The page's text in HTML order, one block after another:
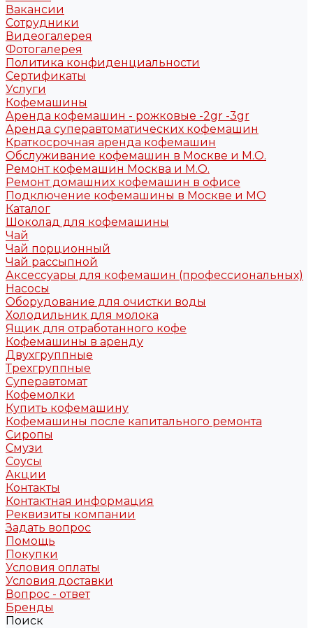
Вакансии
Сотрудники
Видеогалерея
Фотогалерея
Политика конфиденциальности
Сертификаты
Услуги
Кофемашины
Аренда кофемашин - рожковые -2gr -3gr
Аренда суперавтоматических кофемашин
Краткосрочная аренда кофемашин
Обслуживание кофемашин в Москве и М.О.
Ремонт кофемашин Москва и М.О.
Ремонт домашних кофемашин в офисе
Подключение кофемашины в Москве и МО
Каталог
Шоколад для кофемашины
Чай
Чай порционный
Чай рассыпной
Аксессуары для кофемашин (профессиональных)
Насосы
Оборудование для очистки воды
Холодильник для молока
Ящик для отработанного кофе
Кофемашины в аренду
Двухгруппные
Трехгруппные
Суперавтомат
Кофемолки
Купить кофемашину
Кофемашины после капитального ремонта
Сиропы
Смузи
Соусы
Акции
Контакты
Контактная информация
Реквизиты компании
Задать вопрос
Помощь
Покупки
Условия оплаты
Условия доставки
Вопрос - ответ
Бренды
Поиск